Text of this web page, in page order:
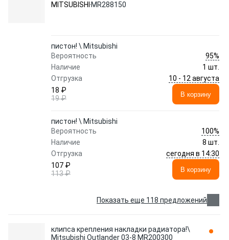
MITSUBISHI MR288150
пистон! \ Mitsubishi
Вероятность
95%
Наличие
1 шт.
Отгрузка
10 - 12 августа
18 ₽
19 ₽
В корзину
пистон! \ Mitsubishi
Вероятность
100%
Наличие
8 шт.
Отгрузка
сегодня в 14:30
107 ₽
113 ₽
В корзину
Показать еще 118 предложений
клипса крепления накладки радиатора!\
Mitsubishi Outlander 03-8 MR200300